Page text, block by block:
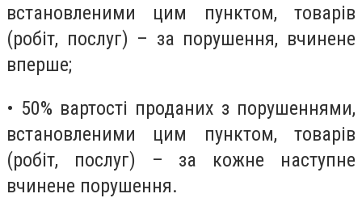
встановленими цим пунктом, товарів
(робіт, послуг) – за порушення, вчинене
вперше;
• 50% вартості проданих з порушеннями,
встановленими цим пунктом, товарів
(робіт, послуг) – за кожне наступне
вчинене порушення.